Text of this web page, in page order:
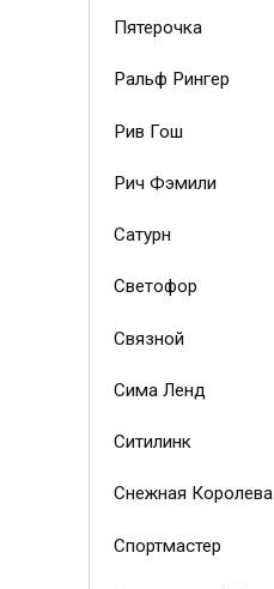
Пятерочка
Ральф Рингер
Рив Гош
Рич Фэмили
Сатурн
Светофор
Связной
Сима Ленд
Ситилинк
Снежная Королева
Спортмастер